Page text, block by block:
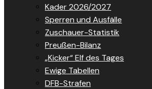
Kader 2026/2027
Sperren und Ausfälle
Zuschauer-Statistik
Preußen-Bilanz
„Kicker“ Elf des Tages
Ewige Tabellen
DFB-Strafen